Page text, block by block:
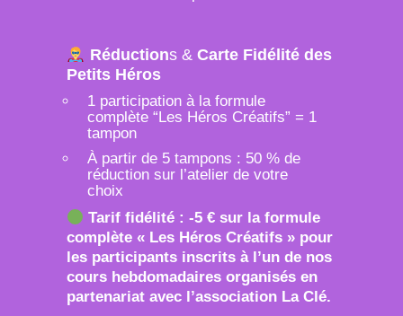
Réductions & Carte Fidélité des
Petits Héros
1 participation à la formule
complète “Les Héros Créatifs” = 1
tampon
À partir de 5 tampons : 50 % de
réduction sur l’atelier de votre
choix
Tarif fidélité : -5 € sur la formule
complète « Les Héros Créatifs » pour
les participants inscrits à l’un de nos
cours hebdomadaires organisés en
partenariat avec l’association La Clé.